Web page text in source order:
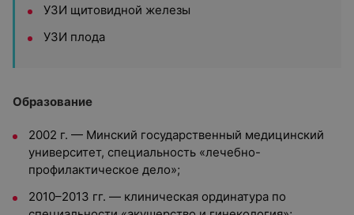
УЗИ щитовидной железы
УЗИ плода
Образование
2002 г. — Минский государственный медицинский
университет, специальность «лечебно-
профилактическое дело»;
2010–2013 гг. — клиническая ординатура по